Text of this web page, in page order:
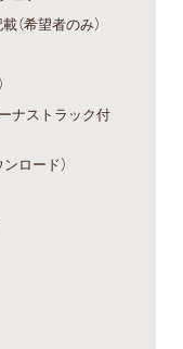
（希望者のみ）
ナストラック付
ロード）